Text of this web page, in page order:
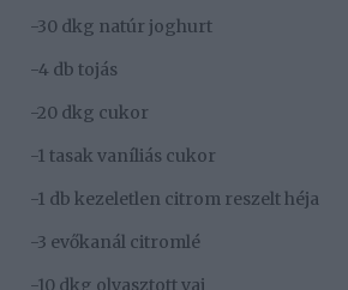
-30 dkg natúr joghurt
-4 db tojás
-20 dkg cukor
-1 tasak vaníliás cukor
-1 db kezeletlen citrom reszelt héja
-3 evőkanál citromlé
-10 dkg olvasztott vaj